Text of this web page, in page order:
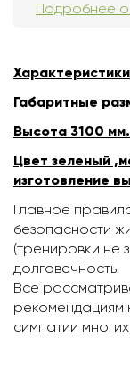
Подробнее о
Характеристики
Габаритные
Высота 3100 мм.
Цвет зеленый
изготовление
Главное
безопасности
(тренировки не
долговечность.
Все
рекомендациям
симпатии